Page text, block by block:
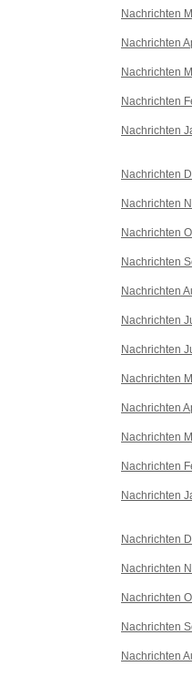
Nachrichten
Nachrichten
Nachrichten
Nachrichten
Nachrichten
Nachrichten
Nachrichten
Nachrichten
Nachrichten
Nachrichten
Nachrichten
Nachrichten
Nachrichten
Nachrichten
Nachrichten
Nachrichten
Nachrichten
Nachrichten
Nachrichten
Nachrichten
Nachrichten
Nachrichten